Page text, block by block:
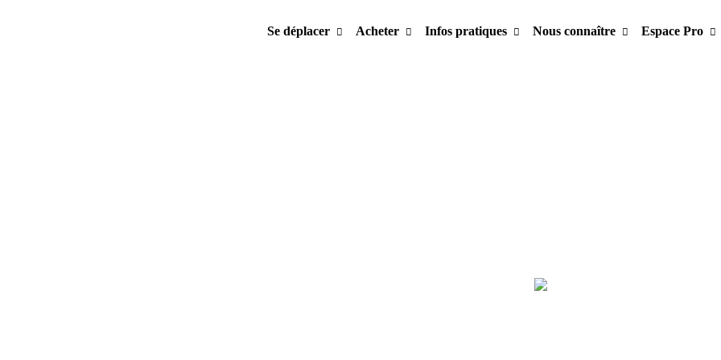
Se déplacer Acheter Infos pratiques Nous connaître Espace Pro